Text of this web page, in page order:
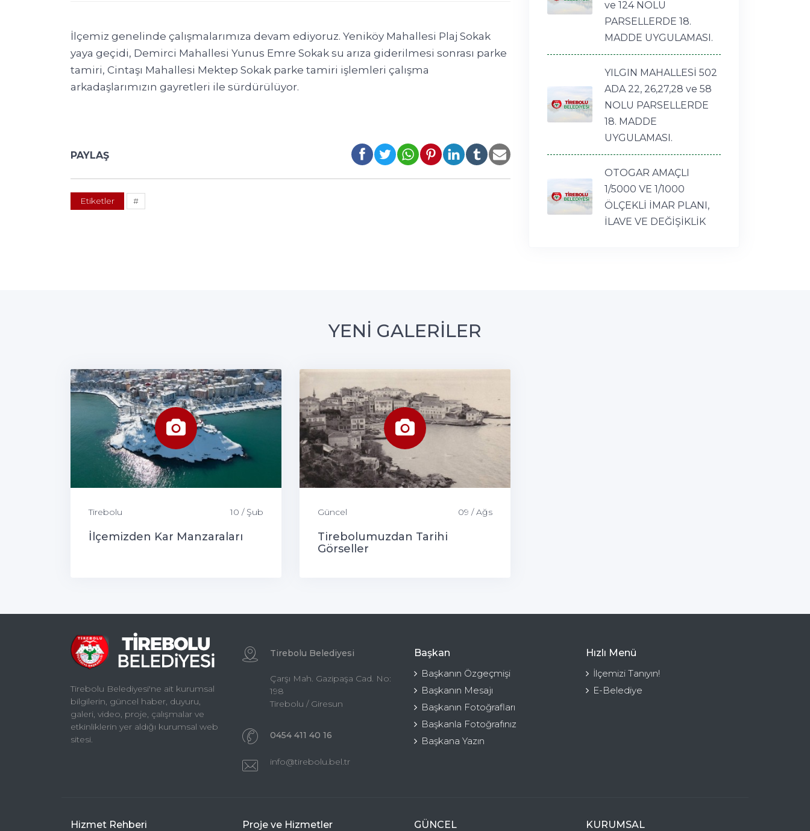
İlçemiz genelinde çalışmalarımıza devam ediyoruz. Yeniköy Mahallesi Plaj Sokak
yaya geçidi, Demirci Mahallesi Yunus Emre Sokak su arıza giderilmesi sonrası parke
tamiri, Cintaşı Mahallesi Mektep Sokak parke tamiri işlemleri çalışma
arkadaşlarımızın gayretleri ile sürdürülüyor.
PAYLAŞ
Etiketler #
ve 124 NOLU
PARSELLERDE 18.
MADDE UYGULAMASI.
YILGIN MAHALLESİ 502
ADA 22, 26,27,28 ve 58
NOLU PARSELLERDE
18. MADDE
UYGULAMASI.
OTOGAR AMAÇLI
1/5000 VE 1/1000
ÖLÇEKLİ İMAR PLANI,
İLAVE VE DEĞİŞİKLİK
YENİ GALERİLER
Tirebolu 10 / Şub
İlçemizden Kar Manzaraları
Güncel 09 / Ağs
Tirebolumuzdan Tarihi
Görseller
Tirebolu Belediyesi'ne ait kurumsal
bilgilerin, güncel haber, duyuru,
galeri, video, proje, çalışmalar ve
etkinliklerin yer aldığı kurumsal web
sitesi.
Tirebolu Belediyesi
Çarşı Mah. Gazipaşa Cad. No:
198
Tirebolu / Giresun
0454 411 40 16
info@tirebolu.bel.tr
Başkan
Başkanın Özgeçmişi
Başkanın Mesajı
Başkanın Fotoğrafları
Başkanla Fotoğrafınız
Başkana Yazın
Hızlı Menü
İlçemizi Tanıyın!
E-Belediye
Hizmet Rehberi Proje ve Hizmetler GÜNCEL KURUMSAL